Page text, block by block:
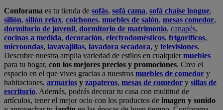
Conforama es tu tienda de sofás, sofá cama, sofá chaise longue,
sillón, sillón relax, colchones, muebles de salón, mesas comedor,
dormitorio de juvenil, dormitorio de matrimonio, canapés,
cocinas a medida, decoración, electrodomésticos, frigoríficos,
microondas, lavavajillas, lavadora secadora, y televisiones.
Descubre nuestra amplia variedad de estilos en cualquiermuebles
para tu hogar, con los mejores precios y promociones. Crea el
espacio en el que vives gracias a nuestros muebles de comedor y
habitaciones, armarios y zapateros, mesas de comedor y sillas de
escritorio. Además, podrás decorar tu casa con multitud de
artículos, tener el mejor ocio con los productos de imagen y sonido